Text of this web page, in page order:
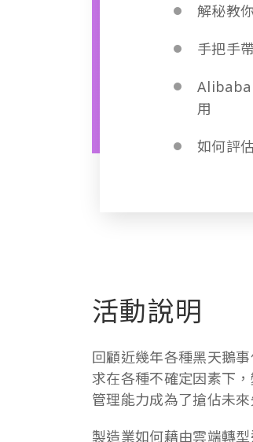
解秘教
手把手
Alibaba
用
如何評
活動說明
回顧近幾年各種黑天鵝
求在各種不確定因素下
管理能力成為了搶佔未來
製造業如何藉由雲端轉